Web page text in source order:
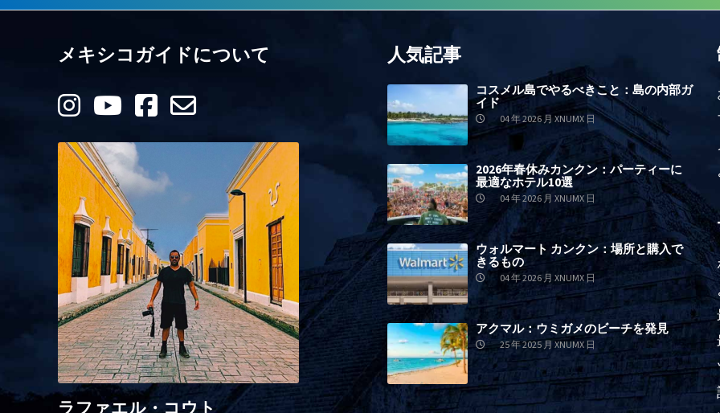
メキシコガイドについて 人気記事
コスメル島でやるべきこと：島の内部ガ
イド
04 年 2026 月 XNUMX 日
2026年春休みカンクン：パーティーに
最適なホテル10選
04 年 2026 月 XNUMX 日
ウォルマート カンクン：場所と購入で
きるもの
04 年 2026 月 XNUMX 日
アクマル：ウミガメのビーチを発見
25 年 2025 月 XNUMX 日